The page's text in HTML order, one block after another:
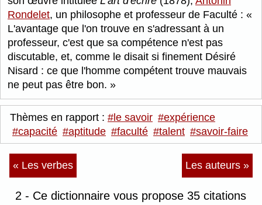
Rondelet, un philosophe et professeur de Faculté :
L'avantage que l'on trouve en s'adressant à un
professeur, c'est que sa compétence n'est pas
discutable, et, comme le disait si finement Désiré
Nisard : ce que l'homme compétent trouve mauvais
ne peut pas être bon.
Thèmes en rapport : #le savoir #expérience
#capacité #aptitude #faculté #talent #savoir-faire
« Les verbes Les auteurs »
2 - Ce dictionnaire vous propose 35 citations